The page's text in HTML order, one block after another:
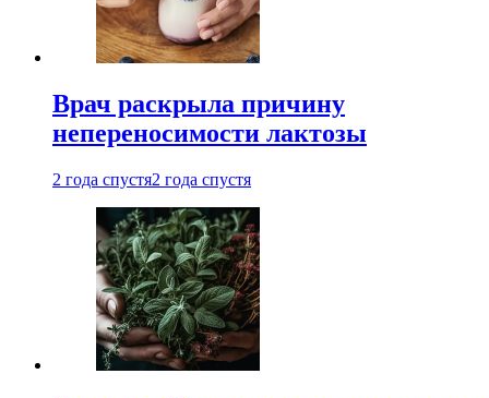
Врач раскрыла причину
непереносимости лактозы
2 года спустя2 года спустя